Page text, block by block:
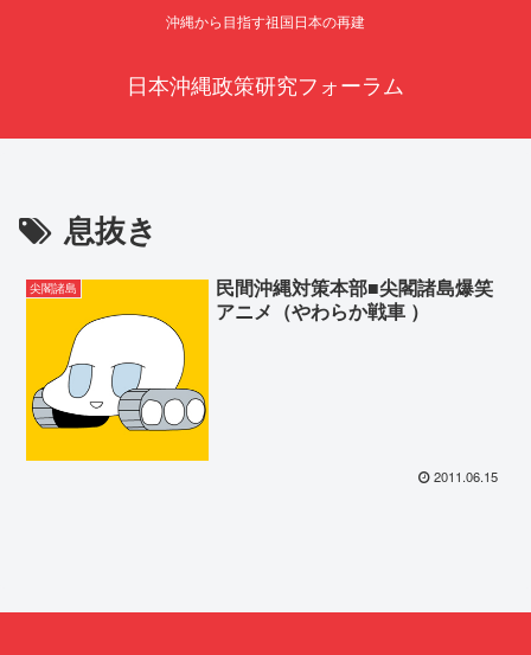
沖縄から目指す祖国日本の再建
日本沖縄政策研究フォーラム
息抜き
尖閣諸島
民間沖縄対策本部■尖閣諸島爆笑
アニメ（やわらか戦車 ）
2011.06.15